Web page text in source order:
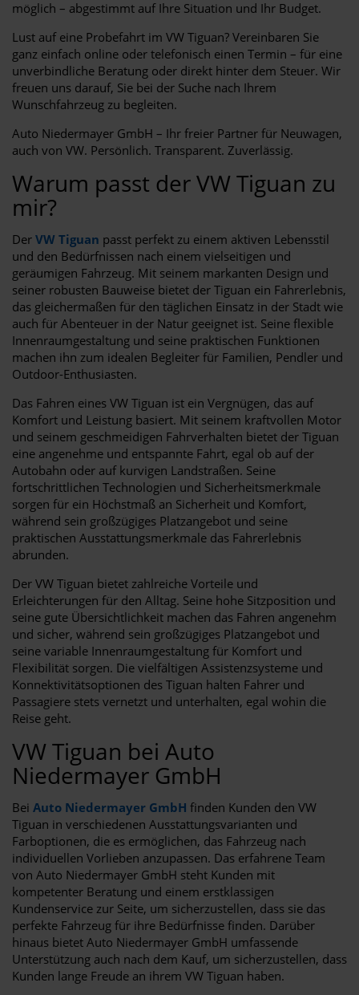
möglich – abgestimmt auf Ihre Situation und Ihr Budget.
Lust auf eine Probefahrt im VW Tiguan? Vereinbaren Sie
ganz einfach online oder telefonisch einen Termin – für eine
unverbindliche Beratung oder direkt hinter dem Steuer. Wir
freuen uns darauf, Sie bei der Suche nach Ihrem
Wunschfahrzeug zu begleiten.
Auto Niedermayer GmbH – Ihr freier Partner für Neuwagen,
auch von VW. Persönlich. Transparent. Zuverlässig.
Warum passt der VW Tiguan zu
mir?
Der VW Tiguan passt perfekt zu einem aktiven Lebensstil
und den Bedürfnissen nach einem vielseitigen und
geräumigen Fahrzeug. Mit seinem markanten Design und
seiner robusten Bauweise bietet der Tiguan ein Fahrerlebnis,
das gleichermaßen für den täglichen Einsatz in der Stadt wie
auch für Abenteuer in der Natur geeignet ist. Seine flexible
Innenraumgestaltung und seine praktischen Funktionen
machen ihn zum idealen Begleiter für Familien, Pendler und
Outdoor-Enthusiasten.
Das Fahren eines VW Tiguan ist ein Vergnügen, das auf
Komfort und Leistung basiert. Mit seinem kraftvollen Motor
und seinem geschmeidigen Fahrverhalten bietet der Tiguan
eine angenehme und entspannte Fahrt, egal ob auf der
Autobahn oder auf kurvigen Landstraßen. Seine
fortschrittlichen Technologien und Sicherheitsmerkmale
sorgen für ein Höchstmaß an Sicherheit und Komfort,
während sein großzügiges Platzangebot und seine
praktischen Ausstattungsmerkmale das Fahrerlebnis
abrunden.
Der VW Tiguan bietet zahlreiche Vorteile und
Erleichterungen für den Alltag. Seine hohe Sitzposition und
seine gute Übersichtlichkeit machen das Fahren angenehm
und sicher, während sein großzügiges Platzangebot und
seine variable Innenraumgestaltung für Komfort und
Flexibilität sorgen. Die vielfältigen Assistenzsysteme und
Konnektivitätsoptionen des Tiguan halten Fahrer und
Passagiere stets vernetzt und unterhalten, egal wohin die
Reise geht.
VW Tiguan bei Auto
Niedermayer GmbH
Bei Auto Niedermayer GmbH finden Kunden den VW
Tiguan in verschiedenen Ausstattungsvarianten und
Farboptionen, die es ermöglichen, das Fahrzeug nach
individuellen Vorlieben anzupassen. Das erfahrene Team
von Auto Niedermayer GmbH steht Kunden mit
kompetenter Beratung und einem erstklassigen
Kundenservice zur Seite, um sicherzustellen, dass sie das
perfekte Fahrzeug für ihre Bedürfnisse finden. Darüber
hinaus bietet Auto Niedermayer GmbH umfassende
Unterstützung auch nach dem Kauf, um sicherzustellen, dass
Kunden lange Freude an ihrem VW Tiguan haben.